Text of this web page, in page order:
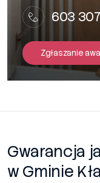
603
Zgłaszanie
Gwarancja
w Gminie